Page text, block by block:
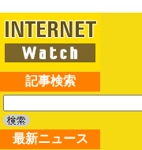
記事検索
最新ニュース